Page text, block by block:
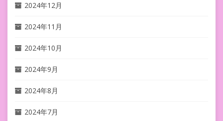
2024年12月
2024年11月
2024年10月
2024年9月
2024年8月
2024年7月